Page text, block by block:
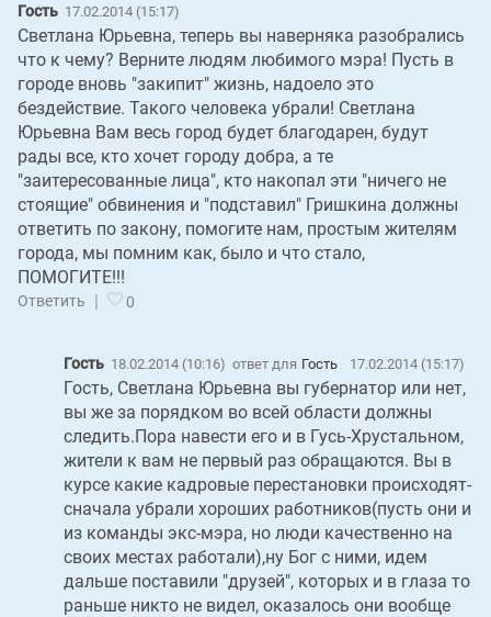
Гость 17.02.2014 (15:17)
Светлана Юрьевна, теперь вы наверняка разобрались
что к чему? Верните людям любимого мэра! Пусть в
городе вновь "закипит" жизнь, надоело это
бездействие. Такого человека убрали! Светлана
Юрьевна Вам весь город будет благодарен, будут
рады все, кто хочет городу добра, а те
"заитересованные лица", кто накопал эти "ничего не
стоящие" обвинения и "подставил" Гришкина должны
ответить по закону, помогите нам, простым жителям
города, мы помним как, было и что стало,
ПОМОГИТЕ!!!
Ответить | 0
Гость 18.02.2014 (10:16) ответ для Гость 17.02.2014 (15:17)
Гость, Светлана Юрьевна вы губернатор или нет,
вы же за порядком во всей области должны
следить.Пора навести его и в Гусь-Хрустальном,
жители к вам не первый раз обращаются. Вы в
курсе какие кадровые перестановки происходят-
сначала убрали хороших работников(пусть они и
из команды экс-мэра, но люди качественно на
своих местах работали),ну Бог с ними, идем
дальше поставили "друзей", которых и в глаза то
раньше никто не видел, оказалось они вообще